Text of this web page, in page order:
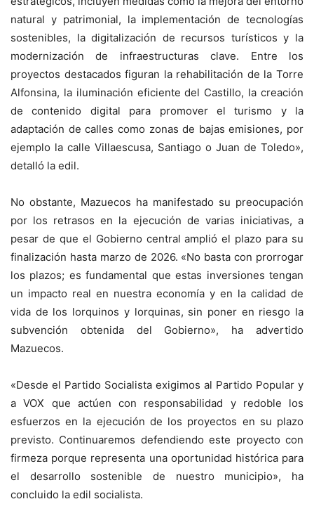
natural y patrimonial, la implementación de tecnologías
sostenibles, la digitalización de recursos turísticos y la
modernización de infraestructuras clave. Entre los
proyectos destacados figuran la rehabilitación de la Torre
Alfonsina, la iluminación eficiente del Castillo, la creación
de contenido digital para promover el turismo y la
adaptación de calles como zonas de bajas emisiones, por
ejemplo la calle Villaescusa, Santiago o Juan de Toledo»,
detalló la edil.
No obstante, Mazuecos ha manifestado su preocupación
por los retrasos en la ejecución de varias iniciativas, a
pesar de que el Gobierno central amplió el plazo para su
finalización hasta marzo de 2026. «No basta con prorrogar
los plazos; es fundamental que estas inversiones tengan
un impacto real en nuestra economía y en la calidad de
vida de los lorquinos y lorquinas, sin poner en riesgo la
subvención obtenida del Gobierno», ha advertido
Mazuecos.
«Desde el Partido Socialista exigimos al Partido Popular y
a VOX que actúen con responsabilidad y redoble los
esfuerzos en la ejecución de los proyectos en su plazo
previsto. Continuaremos defendiendo este proyecto con
firmeza porque representa una oportunidad histórica para
el desarrollo sostenible de nuestro municipio», ha
concluido la edil socialista.